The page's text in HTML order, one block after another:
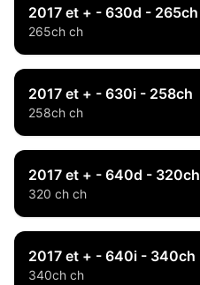
2017 et + - 630d - 265ch
265ch ch
2017 et + - 630i - 258ch
258ch ch
2017 et + - 640d - 320ch
320 ch ch
2017 et + - 640i - 340ch
340ch ch